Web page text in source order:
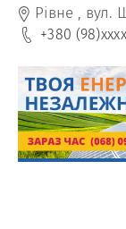
Рівне , вул.
+380 (98)